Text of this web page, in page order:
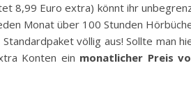
8,99 Euro extra) könnt ihr
Monat über 100 Stunden
völlig aus! Sollte man
Konten ein monatlicher Preis